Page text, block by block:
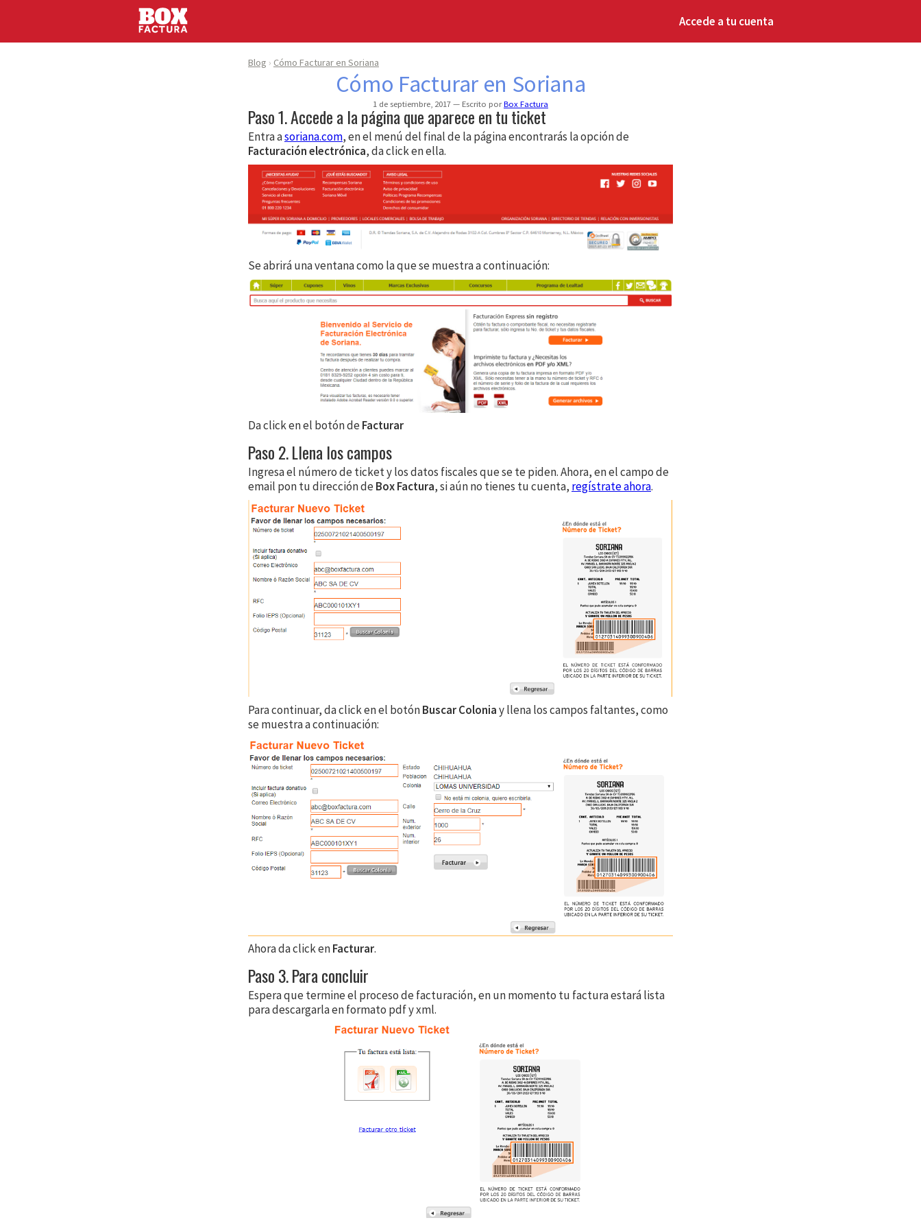
Accede a tu cuenta
Blog Cómo Facturar en Soriana
Cómo Facturar en Soriana
1 de septiembre, 2017 Escrito porBox Factura
Paso 1. Accede a la página que aparece en tu ticket
Entra asoriana.com, en el menú del final de la página encontrarás la opción de
Facturación electrónica, da click en ella.
Se abrirá una ventana como la que se muestra a continuación:
Da click en el botón deFacturar
Paso 2. Llena los campos
Ingresa el número de ticket y los datos fiscales que se te piden. Ahora, en el campo de
email pon tu dirección deBox Factura, si aún no tienes tu cuenta, regístrate ahora.
Para continuar, da click en el botónBuscar Coloniay llena los campos faltantes, como
se muestra a continuación:
Ahora da click enFacturar.
Paso 3. Para concluir
Espera que termine el proceso de facturación, en un momento tu factura estará lista
para descargarla en formato pdf y xml.